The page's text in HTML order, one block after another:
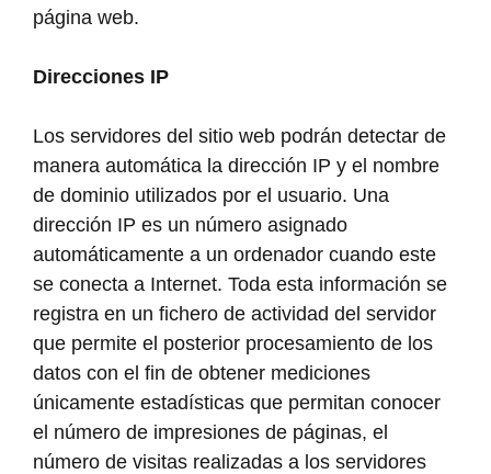
página web.
Direcciones IP
Los servidores del sitio web podrán detectar de
manera automática la dirección IP y el nombre
de dominio utilizados por el usuario. Una
dirección IP es un número asignado
automáticamente a un ordenador cuando este
se conecta a Internet. Toda esta información se
registra en un fichero de actividad del servidor
que permite el posterior procesamiento de los
datos con el fin de obtener mediciones
únicamente estadísticas que permitan conocer
el número de impresiones de páginas, el
número de visitas realizadas a los servidores